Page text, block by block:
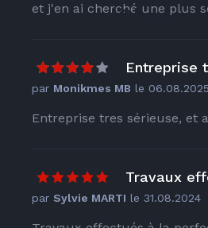
et j'en ai cherché une plus
Entreprise
par Monikmes MB le 06.08.2025
Entreprise tres sérieuse, et
Travaux
par Sylvie MARTI le 31.08.2024